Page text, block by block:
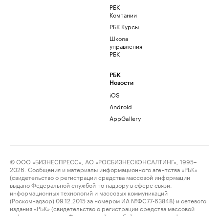
РБК
Компании
РБК Курсы
Школа
управления
РБК
РБК
Новости
iOS
Android
AppGallery
© ООО «БИЗНЕСПРЕСС», АО «РОСБИЗНЕСКОНСАЛТИНГ», 1995–
2026. Сообщения и материалы информационного агентства «РБК»
(свидетельство о регистрации средства массовой информации
выдано Федеральной службой по надзору в сфере связи,
информационных технологий и массовых коммуникаций
(Роскомнадзор) 09.12.2015 за номером ИА №ФС77-63848) и сетевого
издания «РБК» (свидетельство о регистрации средства массовой